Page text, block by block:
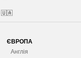
🇺🇦
ЄВРОПА
Англія